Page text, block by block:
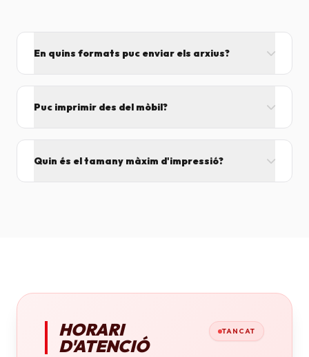
En quins formats puc enviar els arxius?
Word i Excel.
Puc imprimir des del mòbil?
Quin és el tamany màxim d'impressió?
HORARI
D'ATENCIÓ
TANCAT